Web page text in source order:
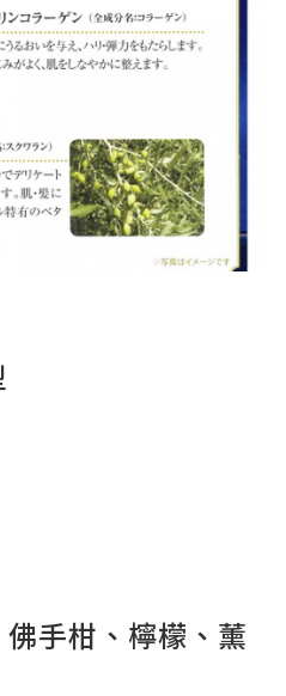
佛手柑、檸檬、薰